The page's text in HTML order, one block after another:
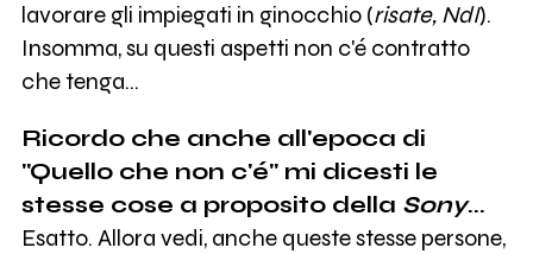
lavorare gli impiegati in ginocchio (risate, NdI).
Insomma, su questi aspetti non c'é contratto
che tenga...
Ricordo che anche all'epoca di
"Quello che non c'é" mi dicesti le
stesse cose a proposito della Sony...
Esatto. Allora vedi, anche queste stesse persone,